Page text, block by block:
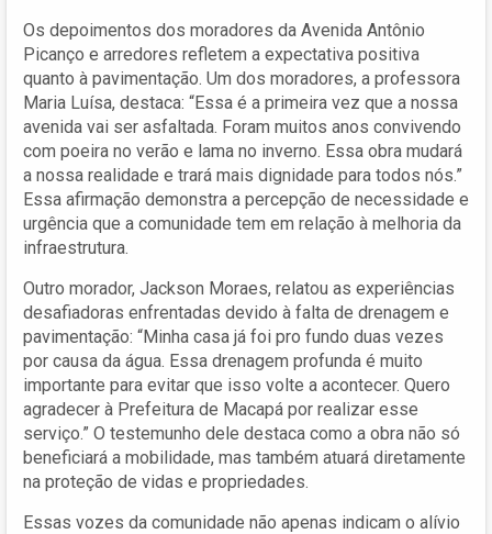
Os depoimentos dos moradores da Avenida Antônio
Picanço e arredores refletem a expectativa positiva
quanto à pavimentação. Um dos moradores, a professora
Maria Luísa, destaca: “Essa é a primeira vez que a nossa
avenida vai ser asfaltada. Foram muitos anos convivendo
com poeira no verão e lama no inverno. Essa obra mudará
a nossa realidade e trará mais dignidade para todos nós.”
Essa afirmação demonstra a percepção de necessidade e
urgência que a comunidade tem em relação à melhoria da
infraestrutura.
Outro morador, Jackson Moraes, relatou as experiências
desafiadoras enfrentadas devido à falta de drenagem e
pavimentação: “Minha casa já foi pro fundo duas vezes
por causa da água. Essa drenagem profunda é muito
importante para evitar que isso volte a acontecer. Quero
agradecer à Prefeitura de Macapá por realizar esse
serviço.” O testemunho dele destaca como a obra não só
beneficiará a mobilidade, mas também atuará diretamente
na proteção de vidas e propriedades.
Essas vozes da comunidade não apenas indicam o alívio